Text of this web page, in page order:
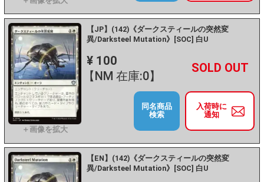
【JP】(142)《ダークスティールの突然変
異/Darksteel Mutation》[SOC] 白U
¥ 100
【NM 在庫:0】
－ +
入荷時に
通知
同名商品
検索
【EN】(142)《ダークスティールの突然変
異/Darksteel Mutation》[SOC] 白U